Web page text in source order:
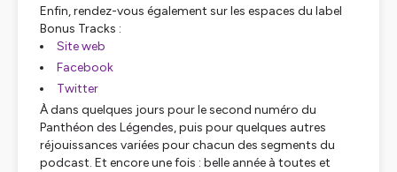
Enfin, rendez-vous également sur les espaces du label
Bonus Tracks :
Site web
Facebook
Twitter
À dans quelques jours pour le second numéro du
Panthéon des Légendes, puis pour quelques autres
réjouissances variées pour chacun des segments du
podcast. Et encore une fois : belle année à toutes et